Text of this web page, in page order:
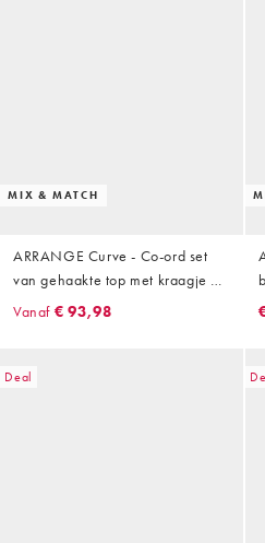
MIX & MATCH
ARRANGE Curve - Co-ord set
van gehaakte top met kraagje en
broek met rechte pijpen in
Vanaf € 93,98
Deal